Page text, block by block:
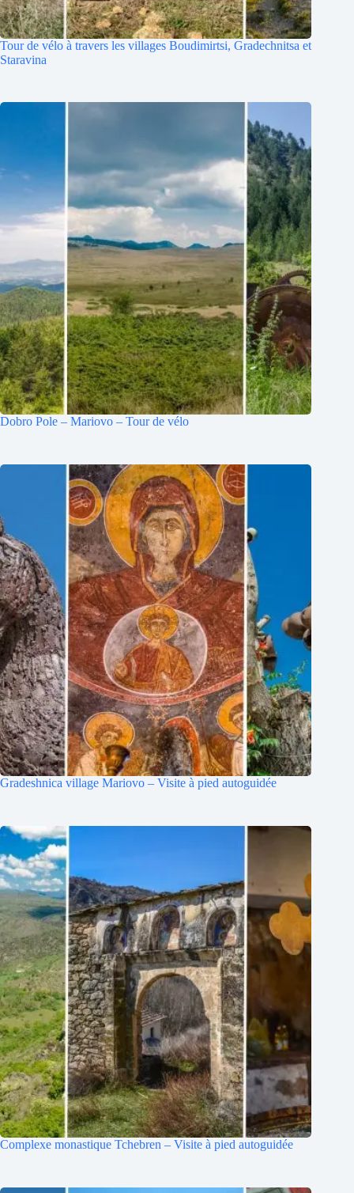
Tour de vélo à travers les villages Boudimirtsi, Gradechnitsa et
Staravina
Dobro Pole – Mariovo – Tour de vélo
Gradeshnica village Mariovo – Visite à pied autoguidée
Complexe monastique Tchebren – Visite à pied autoguidée